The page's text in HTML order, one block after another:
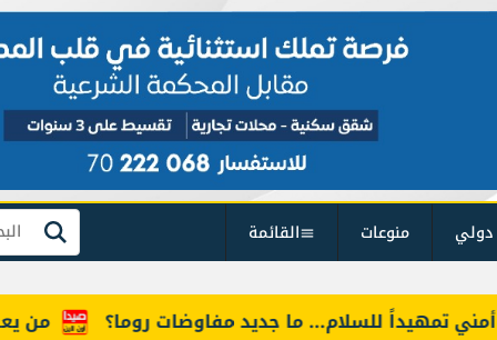
منوعات القائمة بحث
من يعرف للسلام... ما جديد مفاوضات روما؟